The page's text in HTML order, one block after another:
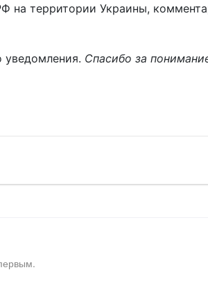
на территории Украины,
уведомления. Спасибо за